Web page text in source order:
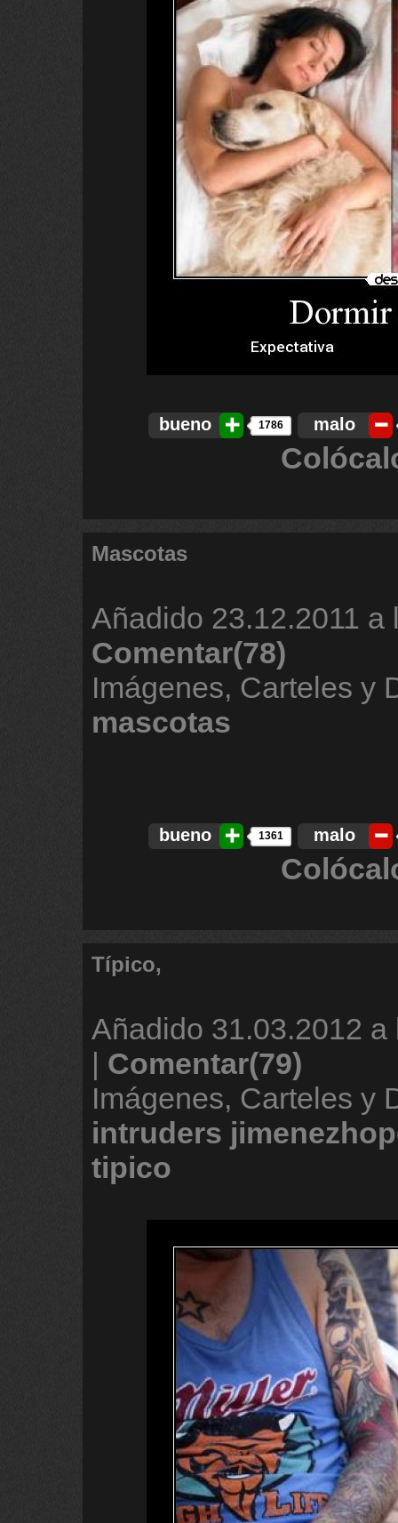
bueno 1786 malo
Mascotas
Añadido 23.12.2011 a
Comentar(78)
Imágenes, Carteles y
mascotas
bueno 1361 malo
Típico,
Añadido 31.03.2012 a
| Comentar(79)
Imágenes, Carteles y
intruders
tipico